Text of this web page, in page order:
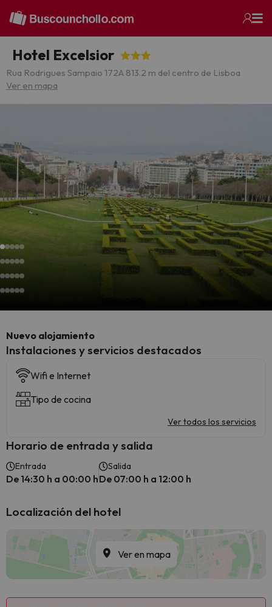
Hotel Excelsior
Rua Rodrigues Sampaio 172A 813.2 m del centro de Lisboa
Ver en mapa
Nuevo alojamiento
Instalaciones y servicios destacados
Wifi e Internet
Tipo de cocina
Ver todos los servicios
Horario de entrada y salida
Entrada
De 14:30 h a 00:00 h
Salida
De 07:00 h a 12:00 h
Localización del hotel
Ver en mapa